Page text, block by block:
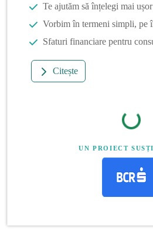
Te ajutăm să înțelegi mai
Vorbim în termeni simpli, pe
Sfaturi financiare pentru
Citește
UN PROIECT